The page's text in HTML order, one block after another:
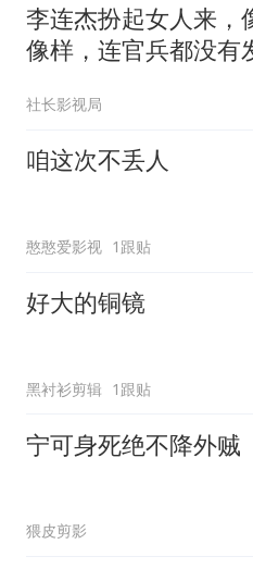
李连杰扮起女人来，
像样，连官兵都没有
社长影视局
咱这次不丢人
憨憨爱影视 1跟贴
好大的铜镜
黑衬衫剪辑 1跟贴
宁可身死绝不降外贼
猥皮剪影